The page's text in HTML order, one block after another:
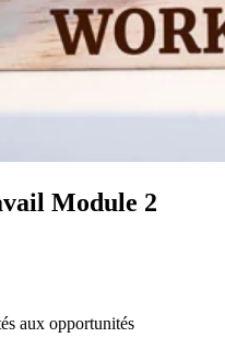
Module 2
aux opportunités